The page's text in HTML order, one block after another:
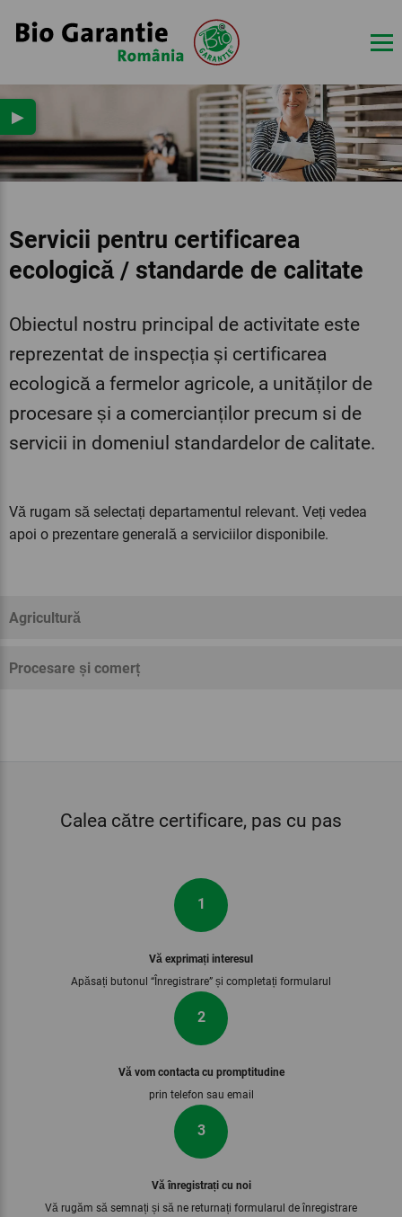
Servicii pentru certificarea
ecologică / standarde de calitate
Obiectul nostru principal de activitate este
reprezentat de inspecția și certificarea
ecologică a fermelor agricole, a unităților de
procesare și a comercianților precum si de
servicii in domeniul standardelor de calitate.
Vă rugam să selectați departamentul relevant. Veți vedea
apoi o prezentare generală a serviciilor disponibile.
Agricultură
Procesare și comerț
Calea către certificare, pas cu pas
1
Vă exprimați interesul
Apăsați butonul “Înregistrare” și completați formularul
2
Vă vom contacta cu promptitudine
prin telefon sau email
3
Vă înregistrați cu noi
Vă rugăm să semnați și să ne returnați formularul de înregistrare
▶